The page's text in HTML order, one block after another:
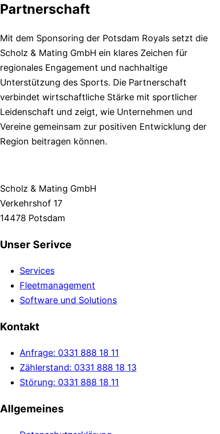
Partnerschaft
Mit dem Sponsoring der Potsdam Royals setzt die
Scholz & Mating GmbH ein klares Zeichen für
regionales Engagement und nachhaltige
Unterstützung des Sports. Die Partnerschaft
verbindet wirtschaftliche Stärke mit sportlicher
Leidenschaft und zeigt, wie Unternehmen und
Vereine gemeinsam zur positiven Entwicklung der
Region beitragen können.
Scholz & Mating GmbH
Verkehrshof 17
14478 Potsdam
Unser Serivce
Services
Fleetmanagement
Software und Solutions
Kontakt
Anfrage: 0331 888 18 11
Zählerstand: 0331 888 18 13
Störung: 0331 888 18 11
Allgemeines